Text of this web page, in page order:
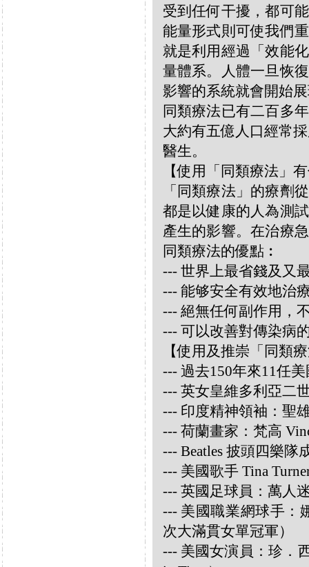
受到任何干擾，都可
能量形式則可使我們
就是利用經過「效能
量體系。人體一旦恢
影響的系統就會開始
同類療法已有二百多
大約有五億人口經常
醫生。
【使用「同類療法」
「同類療法」的療劑
都是以健康的人為測
產生的影響。在治療
同類療法的優點︰
--- 世界上最省錢及又
--- 能够安全有效地治
--- 絕無任何副作用，
--- 可以改善對傳染病
【使用及推崇「同類
--- 過去150年來11任
--- 英女皇維多利亞二
--- 印度精神領袖：聖
--- 荷蘭畫家：梵高
--- Beatles 披頭四樂隊
--- 美國歌手 Tina
--- 英國足球員：萬人
--- 美國職業網球手：
次大滿貫女單冠軍）
--- 美國女演員：珍．